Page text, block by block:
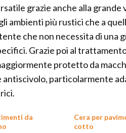
grazie anche alla grande
ambienti più rustici che a
che non necessita di una
Grazie poi al
protetto da
particolarmente
da
Cera per
cotto